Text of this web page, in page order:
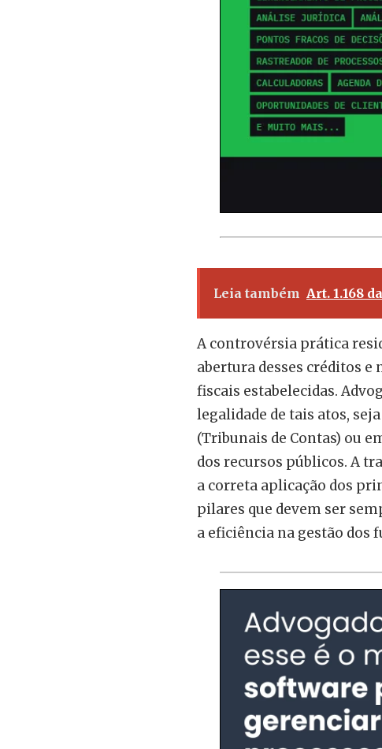
Leia também Art. 1.168
A controvérsia prática
abertura desses créditos e
fiscais estabelecidas.
legalidade de tais atos,
(Tribunais de Contas) ou
dos recursos públicos. A
a correta aplicação dos
pilares que devem ser
a eficiência na gestão dos